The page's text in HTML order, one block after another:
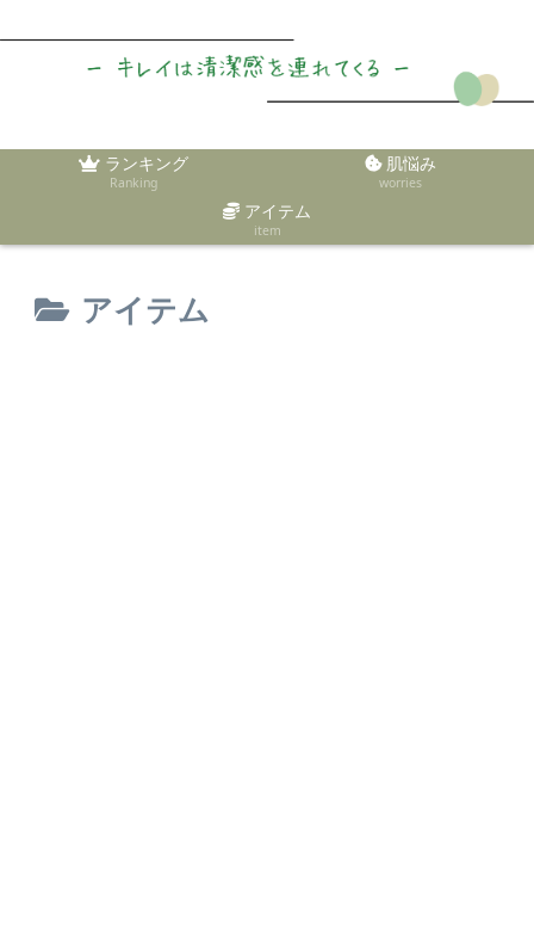
ランキング
Ranking
肌悩み
worries
アイテム
item
アイテム